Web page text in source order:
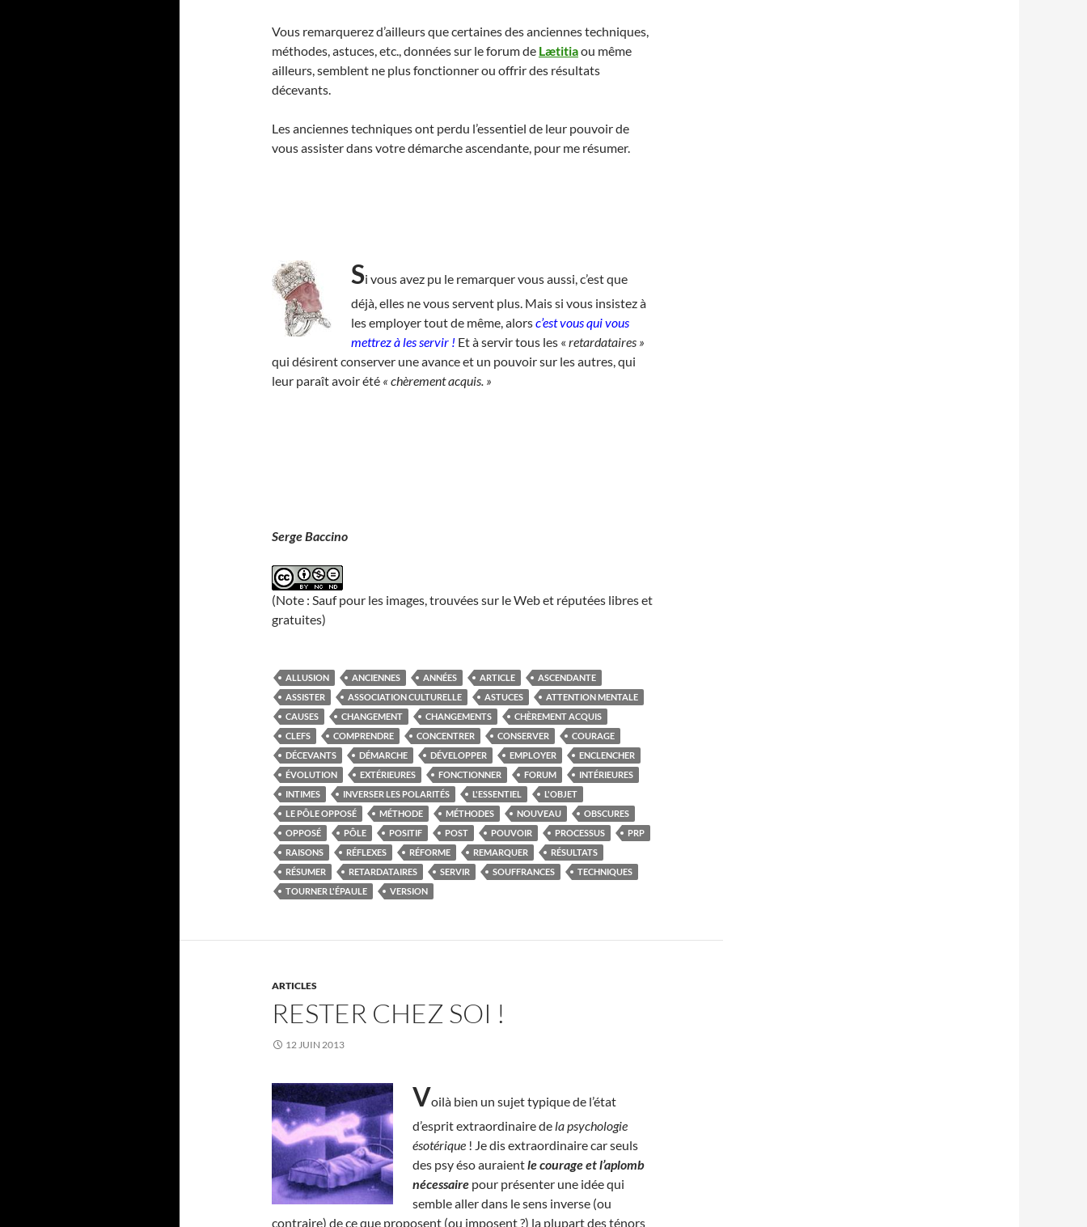
Vous remarquerez d’ailleurs que certaines des anciennes techniques,
méthodes, astuces, etc., données sur le forum de Lætitiaou même
ailleurs, semblent ne plus fonctionner ou offrir des résultats
décevants.
Les anciennes techniques ont perdu l’essentiel de leur pouvoir de
vous assister dans votre démarche ascendante, pour me résumer.
Si vous avez pu le remarquer vous aussi, c’est que
déjà, elles ne vous servent plus. Mais si vous insistez à
les employer tout de même, alorsc’est vous qui vous
mettrez à les servir ! Et à servir tous les « retardataires »
qui désirent conserver une avance et un pouvoir sur les autres, qui
leur paraît avoir été « chèrement acquis. »
Serge Baccino
(Note : Sauf pour les images, trouvées sur le Web et réputées libres et
gratuites)
ALLUSION ANCIENNES ANNÉES ARTICLE
ASCENDANTE
ASSISTER
ASSOCIATION CULTURELLE ASTUCES
ATTENTION MENTALE
CAUSES
CHANGEMENT CHANGEMENTS
CHÈREMENT ACQUIS
CLEFS
COMPRENDRE CONCENTRER CONSERVER
COURAGE
DÉCEVANTS
DÉMARCHE DÉVELOPPER EMPLOYER
ENCLENCHER
ÉVOLUTION
EXTÉRIEURES FONCTIONNER FORUM
INTÉRIEURES
INTIMES
INVERSER LES POLARITÉS L'ESSENTIEL
L'OBJET
LE PÔLE OPPOSÉ
MÉTHODE MÉTHODES NOUVEAU
OBSCURES
OPPOSÉ
PÔLE POSITIF POST POUVOIR PROCESSUS
PRP
RAISONS
RÉFLEXES RÉFORME REMARQUER
RÉSULTATS
RÉSUMER
RETARDATAIRES SERVIR SOUFFRANCES
TECHNIQUES
TOURNER L'ÉPAULE
VERSION
ARTICLES
RESTER CHEZ SOI !
12 JUIN 2013
Voilà bien un sujet typique de l’état
d’esprit extraordinaire de la psychologie
ésotérique ! Je dis extraordinaire car seuls
des psy éso auraientle courage et l’aplomb
nécessaire pour présenter une idée qui
semble aller dans le sens inverse (ou
contraire) de ce que proposent (ou imposent ?) la plupart des ténors